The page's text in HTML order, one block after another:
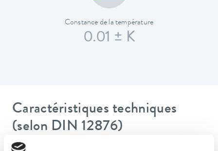
Constance de la température
0.01 ± K
Caractéristiques techniques
(selon DIN 12876)